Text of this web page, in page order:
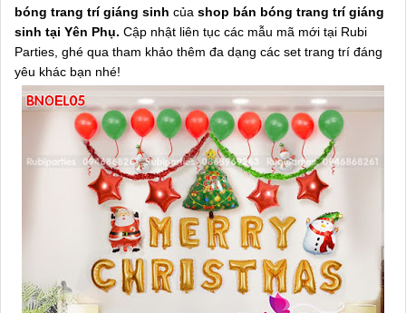
bóng trang trí giáng sinh của shop bán bóng trang trí giáng
sinh tại Yên Phụ. Cập nhật liên tục các mẫu mã mới tại Rubi
Parties, ghé qua tham khảo thêm đa dạng các set trang trí đáng
yêu khác bạn nhé!